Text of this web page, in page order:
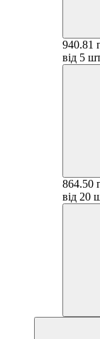
940.81
від 5
864.50
від 20